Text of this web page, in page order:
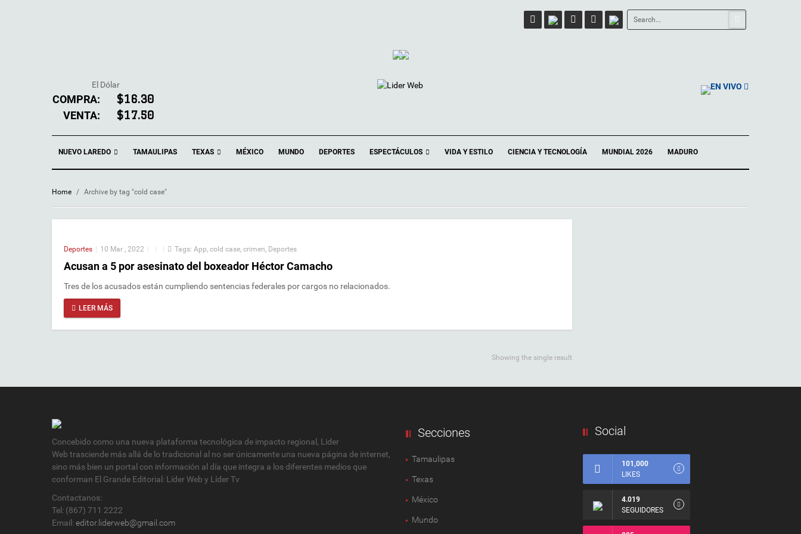
El Dólar
COMPRA: $16.30
VENTA: $17.50
EN VIVO
NUEVO LAREDO TAMAULIPAS TEXAS MÉXICO MUNDO DEPORTES ESPECTÁCULOS VIDA Y ESTILO CIENCIA Y TECNOLOGÍA MUNDIAL 2026 MADURO
Home / Archive by tag "cold case"
Deportes 10 Mar , 2022 Tags: App, cold case, crimen, Deportes
Acusan a 5 por asesinato del boxeador Héctor Camacho
Tres de los acusados están cumpliendo sentencias federales por cargos no relacionados.
LEER MÁS
Showing the single result
Concebido como una nueva plataforma tecnológica de impacto regional, Lider
Web trasciende más allá de lo tradicional al no ser únicamente una nueva página de internet,
sino más bien un portal con información al día que integra a los diferentes medios que
conforman El Grande Editorial: Líder Web y Líder Tv
Contactanos:
Tel: (867) 711 2222
Email: editor.liderweb@gmail.com
Secciones
Tamaulipas
Texas
México
Mundo
Social
101,000
LIKES
4.019
SEGUIDORES